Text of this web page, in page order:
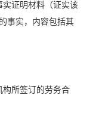
实证明材料（证实该
事实，内容包括其
构所签订的劳务合